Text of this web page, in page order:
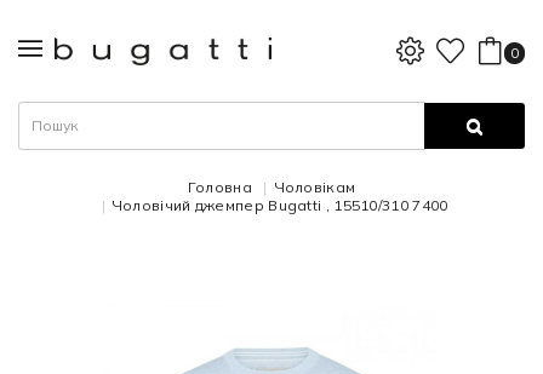
0
Головна
Чоловікам
Чоловічий джемпер Bugatti , 15510/310 7400